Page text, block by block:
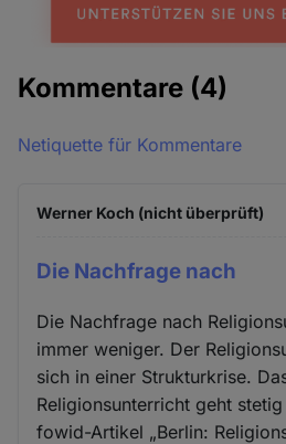
Kommentare (4)
Netiquette für Kommentare
Werner Koch (nicht überprüft)
Die Nachfrage nach
Die Nachfrage nach
immer weniger. Der
sich in einer Strukturkrise.
Religionsunterricht geht
fowid-Artikel „Berlin: